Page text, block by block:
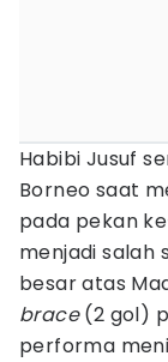
Habibi Jusuf
Borneo saat
pada pekan
menjadi salah
besar atas
brace(2 gol)
performa